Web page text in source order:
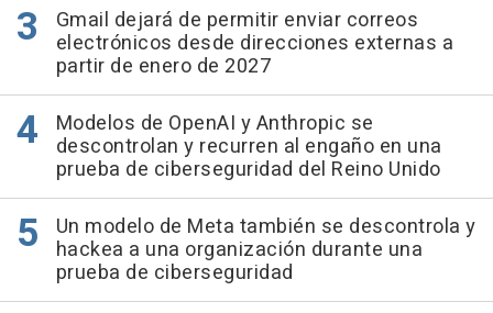
Gmail dejará de permitir enviar correos
electrónicos desde direcciones externas a
partir de enero de 2027
Modelos de OpenAI y Anthropic se
descontrolan y recurren al engaño en una
prueba de ciberseguridad del Reino Unido
Un modelo de Meta también se descontrola y
hackea a una organización durante una
prueba de ciberseguridad